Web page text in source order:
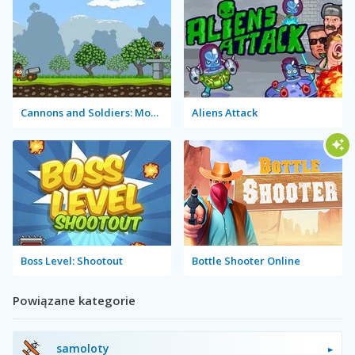
Cannons and Soldiers: Mountain Offense Aliens Attack
Boss Level: Shootout Bottle Shooter Online
Powiązane kategorie
samoloty